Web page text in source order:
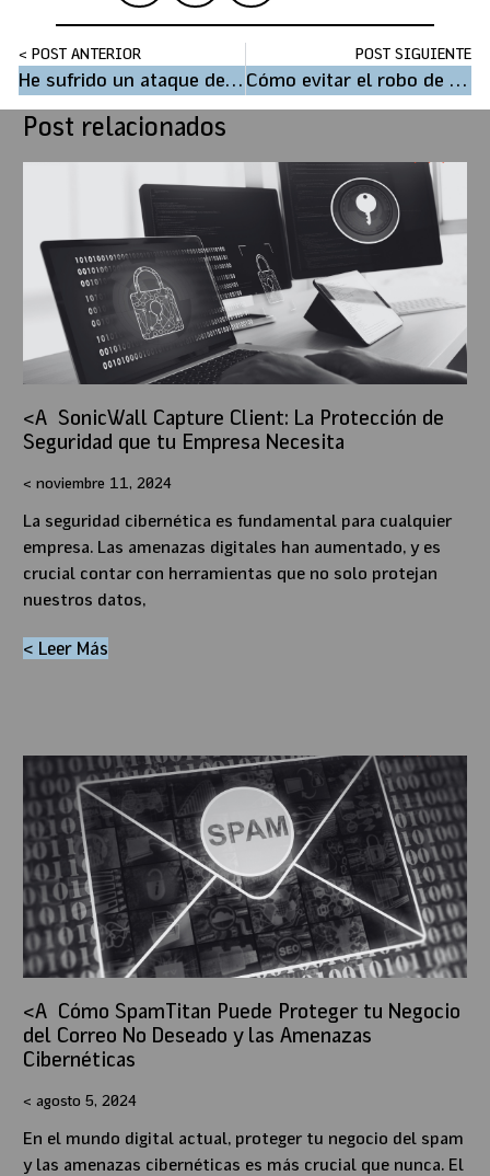
< POST ANTERIOR
He sufrido un ataque de rasomware. ¿Qué debo hacer?
POST SIGUIENTE
Cómo evitar el robo de contraseñas
Post relacionados
SonicWall Capture Client: La Protección de
Seguridad que tu Empresa Necesita
noviembre 11, 2024
La seguridad cibernética es fundamental para cualquier
empresa. Las amenazas digitales han aumentado, y es
crucial contar con herramientas que no solo protejan
nuestros datos,
< Leer Más
Cómo SpamTitan Puede Proteger tu Negocio
del Correo No Deseado y las Amenazas
Cibernéticas
agosto 5, 2024
En el mundo digital actual, proteger tu negocio del spam
y las amenazas cibernéticas es más crucial que nunca. El